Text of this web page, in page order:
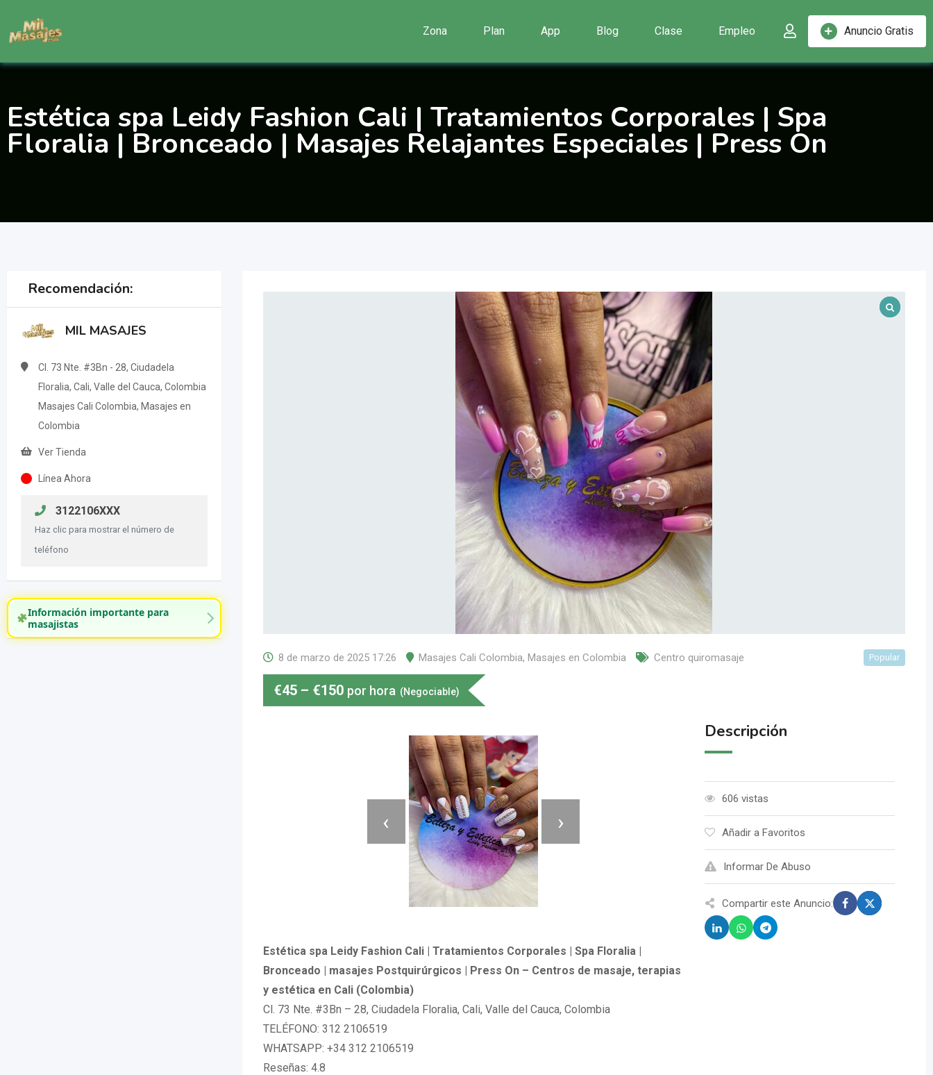
contenido
Anuncio Gratis
Zona Plan App Blog Clase Empleo
Estética spa Leidy Fashion Cali | Tratamientos Corporales | Spa
Floralia | Bronceado | Masajes Relajantes Especiales | Press On
Recomendación:
MIL MASAJES
Cl. 73 Nte. #3Bn - 28, Ciudadela
Floralia, Cali, Valle del Cauca, Colombia
Masajes Cali Colombia, Masajes en
Colombia
Ver Tienda
Línea Ahora
3122106XXX
Haz clic para mostrar el número de
teléfono
Información importante para
masajistas
8 de marzo de 2025 17:26 Masajes Cali Colombia, Masajes en Colombia Centro quiromasaje Popular
€45 – €150 por hora (Negociable)
‹ ›
Estética spa Leidy Fashion Cali | Tratamientos Corporales | Spa Floralia |
Bronceado | masajes Postquirúrgicos | Press On – Centros de masaje, terapias
y estética en Cali (Colombia)
Cl. 73 Nte. #3Bn – 28, Ciudadela Floralia, Cali, Valle del Cauca, Colombia
TELÉFONO: 312 2106519
WHATSAPP: +34 312 2106519
Reseñas: 4.8
Descripción
606 vistas
Añadir a Favoritos
Informar De Abuso
Compartir este Anuncio: